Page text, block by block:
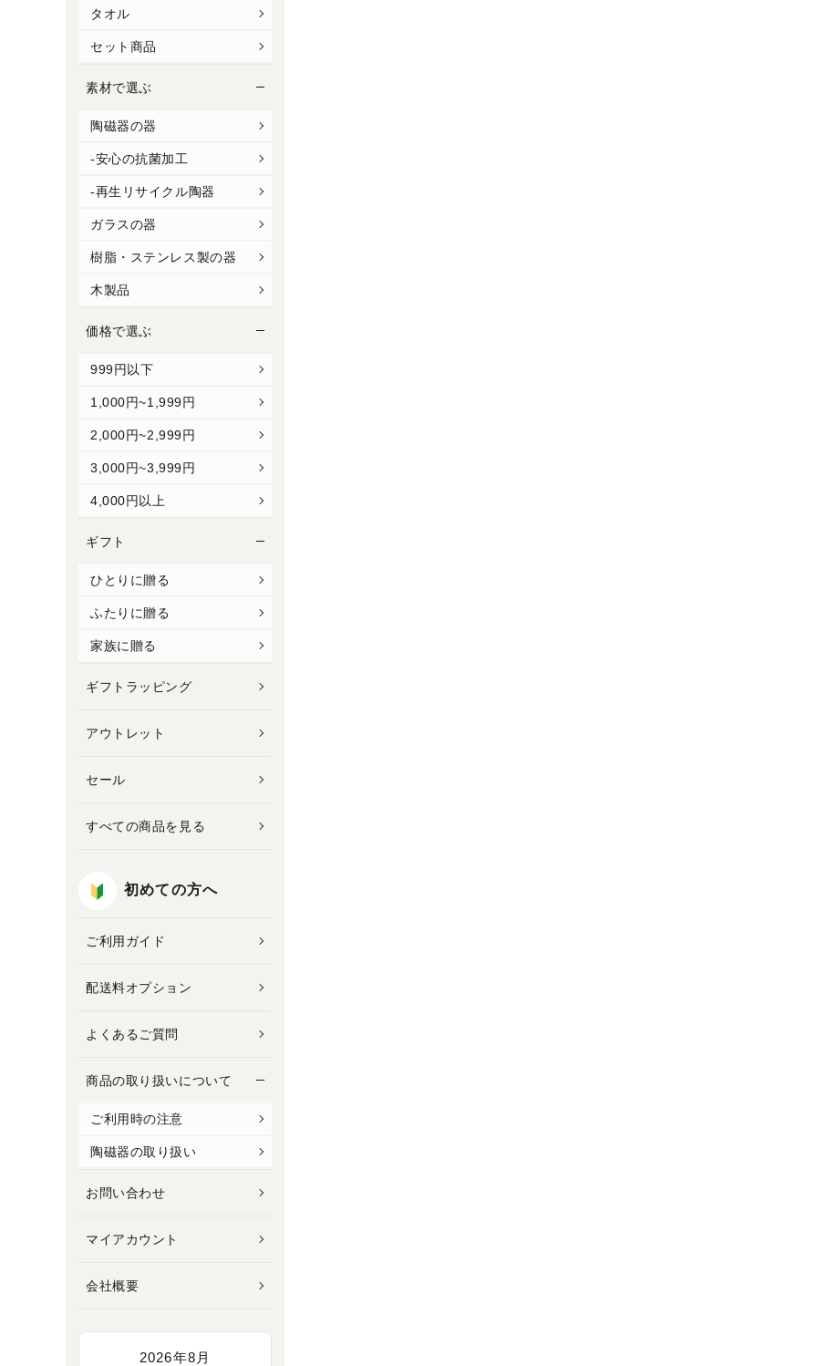
タオル
セット商品
素材で選ぶ
陶磁器の器
-安心の抗菌加工
-再生リサイクル陶器
ガラスの器
樹脂・ステンレス製の器
木製品
価格で選ぶ
999円以下
1,000円~1,999円
2,000円~2,999円
3,000円~3,999円
4,000円以上
ギフト
ひとりに贈る
ふたりに贈る
家族に贈る
ギフトラッピング
アウトレット
セール
すべての商品を見る
初めての方へ
ご利用ガイド
配送料オプション
よくあるご質問
商品の取り扱いについて
ご利用時の注意
陶磁器の取り扱い
お問い合わせ
マイアカウント
会社概要
2026年8月